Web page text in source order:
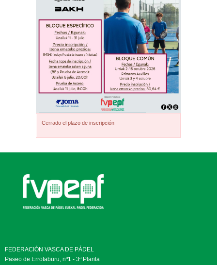
Cerrado el plazo de inscripción
FEDERACIÓN VASCA DE PÁDEL
Paseo de Errotaburu, nº1 - 3ª Planta